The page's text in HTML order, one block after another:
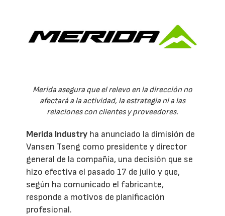
Merida asegura que el relevo en la dirección no
afectará a la actividad, la estrategia ni a las
relaciones con clientes y proveedores.
Merida Industry ha anunciado la dimisión de
Vansen Tseng como presidente y director
general de la compañía, una decisión que se
hizo efectiva el pasado 17 de julio y que,
según ha comunicado el fabricante,
responde a motivos de planificación
profesional.